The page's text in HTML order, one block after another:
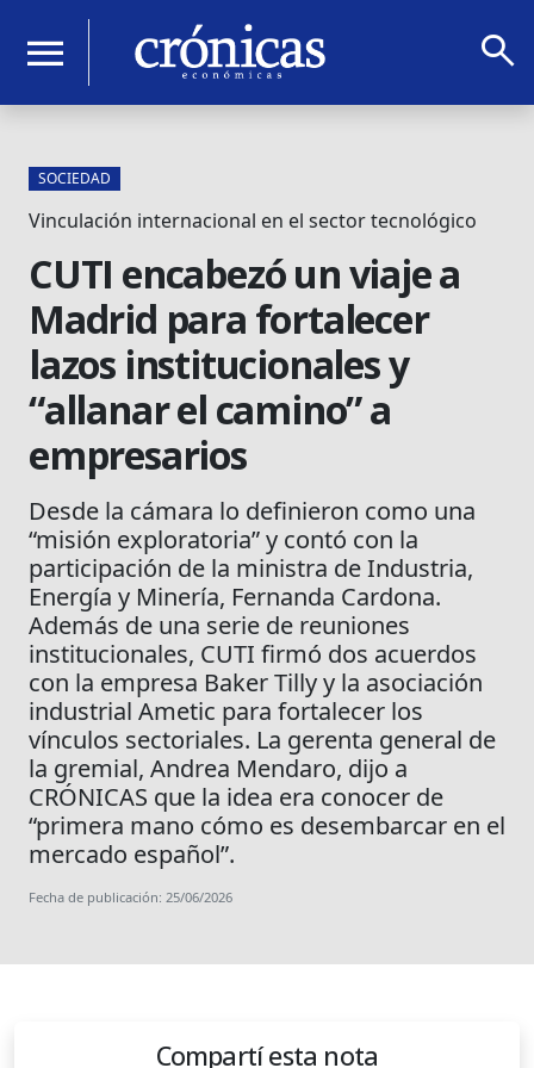
menu search
SOCIEDAD
Vinculación internacional en el sector tecnológico
CUTI encabezó un viaje a
Madrid para fortalecer
lazos institucionales y
“allanar el camino” a
empresarios
Desde la cámara lo definieron como una
“misión exploratoria” y contó con la
participación de la ministra de Industria,
Energía y Minería, Fernanda Cardona.
Además de una serie de reuniones
institucionales, CUTI firmó dos acuerdos
con la empresa Baker Tilly y la asociación
industrial Ametic para fortalecer los
vínculos sectoriales. La gerenta general de
la gremial, Andrea Mendaro, dijo a
CRÓNICAS que la idea era conocer de
“primera mano cómo es desembarcar en el
mercado español”.
Fecha de publicación: 25/06/2026
Compartí esta nota